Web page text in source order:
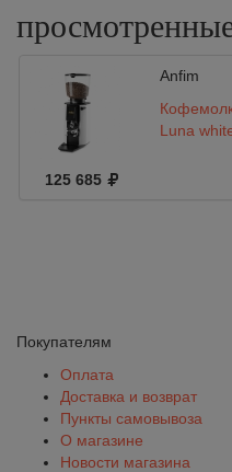
Anfim
Luna
125 685
Покупателям
Оплата
Доставка и возврат
Пункты самовывоза
О магазине
Новости магазина